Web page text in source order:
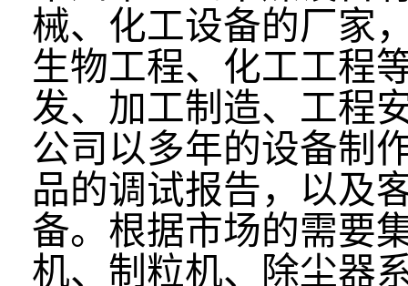
械、化工设备的厂家
生物工程、化工工程
发、加工制造、工程
公司以多年的设备制
品的调试报告，以及
备。根据市场的需要
机、制粒机、除尘器